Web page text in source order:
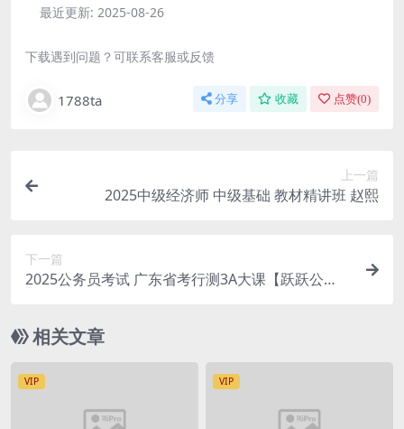
最近更新: 2025-08-26
下载遇到问题？可联系客服或反馈
1788ta 分享 收藏 点赞(0)
上一篇
2025中级经济师 中级基础 教材精讲班 赵熙
下一篇
2025公务员考试 广东省考行测3A大课【跃跃公
相关文章
VIP VIP